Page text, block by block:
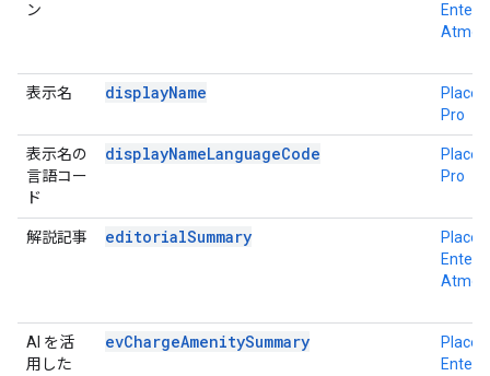
ン
表示名 displayName
Place
Pro
表示名の
言語コー
ド
displayNameLanguageCode
Place
Pro
解説記事 editorialSummary
Place
AI を活
用した
evChargeAmenitySummary
Place